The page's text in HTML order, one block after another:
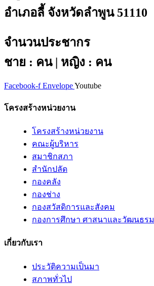
อำเภอลี้ จังหวัดลำพูน 51110
จำนวนประชากร
ชาย : คน | หญิง : คน
Facebook-f EnvelopeYoutube
โครงสร้างหน่วยงาน
โครงสร้างหน่วยงาน
คณะผู้บริหาร
สมาชิกสภา
สำนักปลัด
กองคลัง
กองช่าง
กองสวัสดิการและสังคม
กองการศึกษา ศาสนาและวัฒนธรม
เกี่ยวกับเรา
ประวัติความเป็นมา
สภาพทั่วไป